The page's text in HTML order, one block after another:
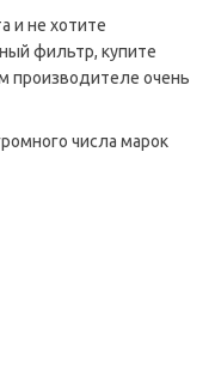
и не хотите
фильтр, купите
производителе очень
числа марок